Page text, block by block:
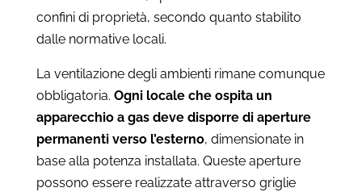
confini di proprietà, secondo quanto stabilito
dalle normative locali.
La ventilazione degli ambienti rimane comunque
obbligatoria. Ogni locale che ospita un
apparecchio a gas deve disporre di aperture
permanenti verso l’esterno, dimensionate in
base alla potenza installata. Queste aperture
possono essere realizzate attraverso griglie